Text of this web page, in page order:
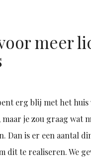
meer
erg blij met het huis
maar je zou graag wat
Dan is er een aantal
dit te realiseren. We